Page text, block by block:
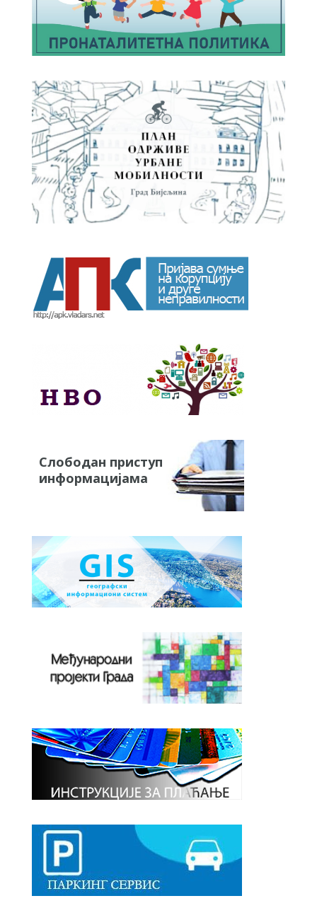
Слободан приступ
информацијама